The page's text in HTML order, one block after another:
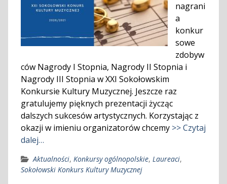
nagrani
a
konkur
sowe
zdobyw
ców Nagrody I Stopnia, Nagrody II Stopnia i
Nagrody III Stopnia w XXI Sokołowskim
Konkursie Kultury Muzycznej. Jeszcze raz
gratulujemy pięknych prezentacji życząc
dalszych sukcesów artystycznych. Korzystając z
okazji w imieniu organizatorów chcemy >> Czytaj
dalej…
Aktualności, Konkursy ogólnopolskie, Laureaci,
Sokołowski Konkurs Kultury Muzycznej